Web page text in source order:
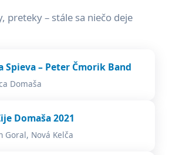
preteky – stále sa niečo deje
Spieva – Peter Čmorik Band
Domaša
Domaša 2021
Goral, Nová Kelča